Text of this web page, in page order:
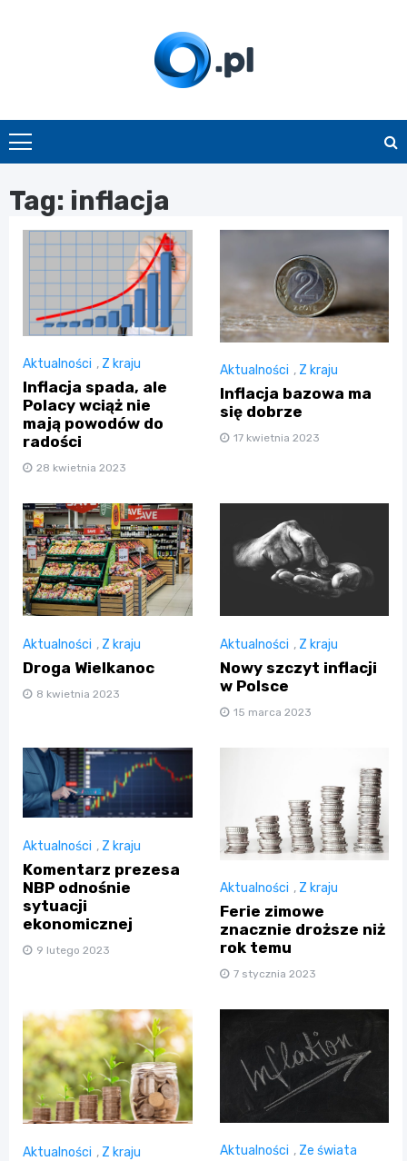
O.pl
Tag: inflacja
Aktualności , Z kraju
Inflacja spada, ale
Polacy wciąż nie
mają powodów do
radości
28 kwietnia 2023
Aktualności , Z kraju
Inflacja bazowa ma
się dobrze
17 kwietnia 2023
Aktualności , Z kraju
Droga Wielkanoc
8 kwietnia 2023
Aktualności , Z kraju
Nowy szczyt inflacji
w Polsce
15 marca 2023
Aktualności , Z kraju
Komentarz prezesa
NBP odnośnie
sytuacji
ekonomicznej
9 lutego 2023
Aktualności , Z kraju
Ferie zimowe
znacznie droższe niż
rok temu
7 stycznia 2023
Aktualności , Z kraju Aktualności , Ze świata